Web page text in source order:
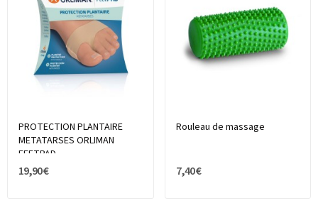
PROTECTION PLANTAIRE
METATARSES ORLIMAN
FEETPAD
19,90 €
Rouleau de massage
7,40 €